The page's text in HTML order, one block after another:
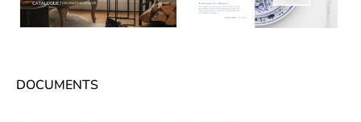
DOCUMENTS